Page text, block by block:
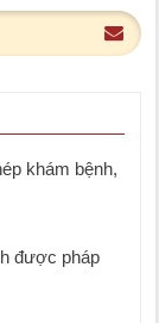
khám bệnh,
được pháp